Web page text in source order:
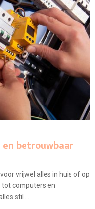
en betrouwbaar
vrijwel alles in huis of op
tot computers en
stil....